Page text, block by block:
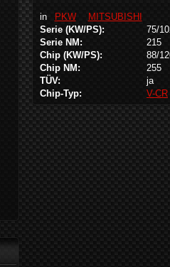
in PKW
MITSUBISHI
Serie (KW/PS):
75/
Serie NM:
215
Chip (KW/PS):
88/
Chip NM:
255
TÜV:
ja
Chip-Typ:
V-CR